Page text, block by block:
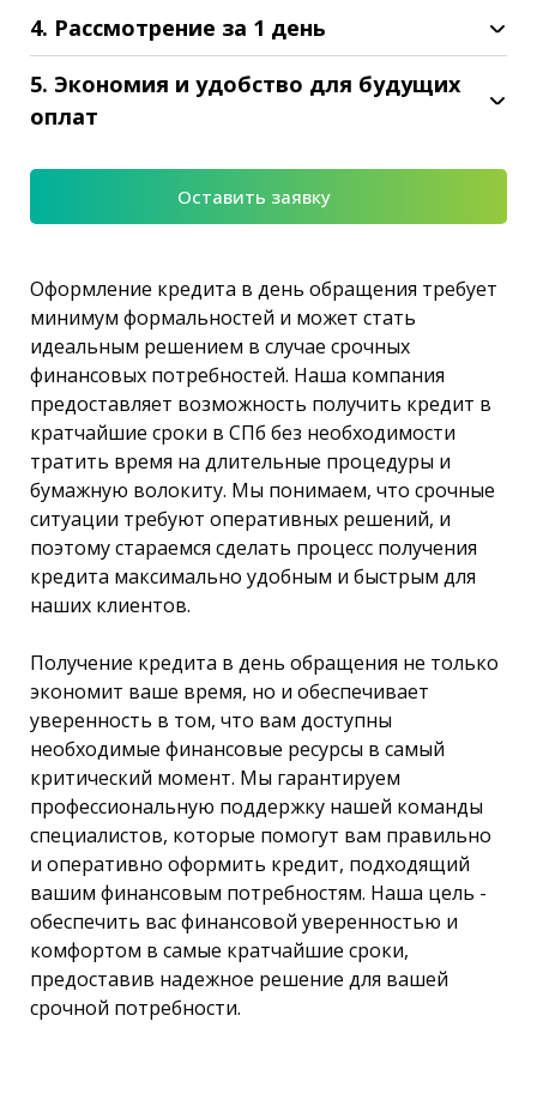
4. Рассмотрение за 1 день
5. Экономия и удобство для будущих
оплат
Оставить заявку
Оформление кредита в день обращения требует
минимум формальностей и может стать
идеальным решением в случае срочных
финансовых потребностей. Наша компания
предоставляет возможность получить кредит в
кратчайшие сроки в СПб без необходимости
тратить время на длительные процедуры и
бумажную волокиту. Мы понимаем, что срочные
ситуации требуют оперативных решений, и
поэтому стараемся сделать процесс получения
кредита максимально удобным и быстрым для
наших клиентов.
Получение кредита в день обращения не только
экономит ваше время, но и обеспечивает
уверенность в том, что вам доступны
необходимые финансовые ресурсы в самый
критический момент. Мы гарантируем
профессиональную поддержку нашей команды
специалистов, которые помогут вам правильно
и оперативно оформить кредит, подходящий
вашим финансовым потребностям. Наша цель -
обеспечить вас финансовой уверенностью и
комфортом в самые кратчайшие сроки,
предоставив надежное решение для вашей
срочной потребности.